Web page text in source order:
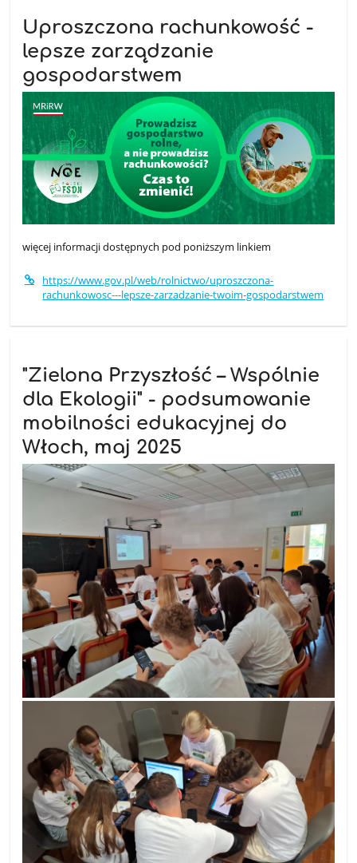
Uproszczona rachunkowość -
lepsze zarządzanie
gospodarstwem
więcej informacji dostępnych pod poniższym linkiem
https://www.gov.pl/web/rolnictwo/uproszczona-
rachunkowosc---lepsze-zarzadzanie-twoim-gospodarstwem
"Zielona Przyszłość – Wspólnie
dla Ekologii" - podsumowanie
mobilności edukacyjnej do
Włoch, maj 2025